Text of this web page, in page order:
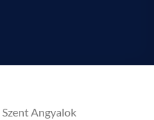
Szent Angyalok